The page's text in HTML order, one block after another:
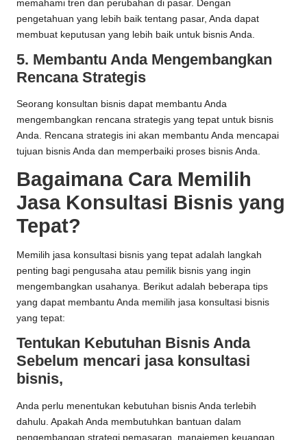
memahami tren dan perubahan di pasar. Dengan
pengetahuan yang lebih baik tentang pasar, Anda dapat
membuat keputusan yang lebih baik untuk bisnis Anda.
5. Membantu Anda Mengembangkan
Rencana Strategis
Seorang konsultan bisnis dapat membantu Anda
mengembangkan rencana strategis yang tepat untuk bisnis
Anda. Rencana strategis ini akan membantu Anda mencapai
tujuan bisnis Anda dan memperbaiki proses bisnis Anda.
Bagaimana Cara Memilih
Jasa Konsultasi Bisnis yang
Tepat?
Memilih jasa konsultasi bisnis yang tepat adalah langkah
penting bagi pengusaha atau pemilik bisnis yang ingin
mengembangkan usahanya. Berikut adalah beberapa tips
yang dapat membantu Anda memilih jasa konsultasi bisnis
yang tepat:
Tentukan Kebutuhan Bisnis Anda
Sebelum mencari jasa konsultasi
bisnis,
Anda perlu menentukan kebutuhan bisnis Anda terlebih
dahulu. Apakah Anda membutuhkan bantuan dalam
pengembangan strategi pemasaran, manajemen keuangan,